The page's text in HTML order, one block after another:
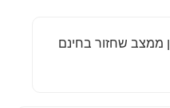
ממצב שחזור בחינם